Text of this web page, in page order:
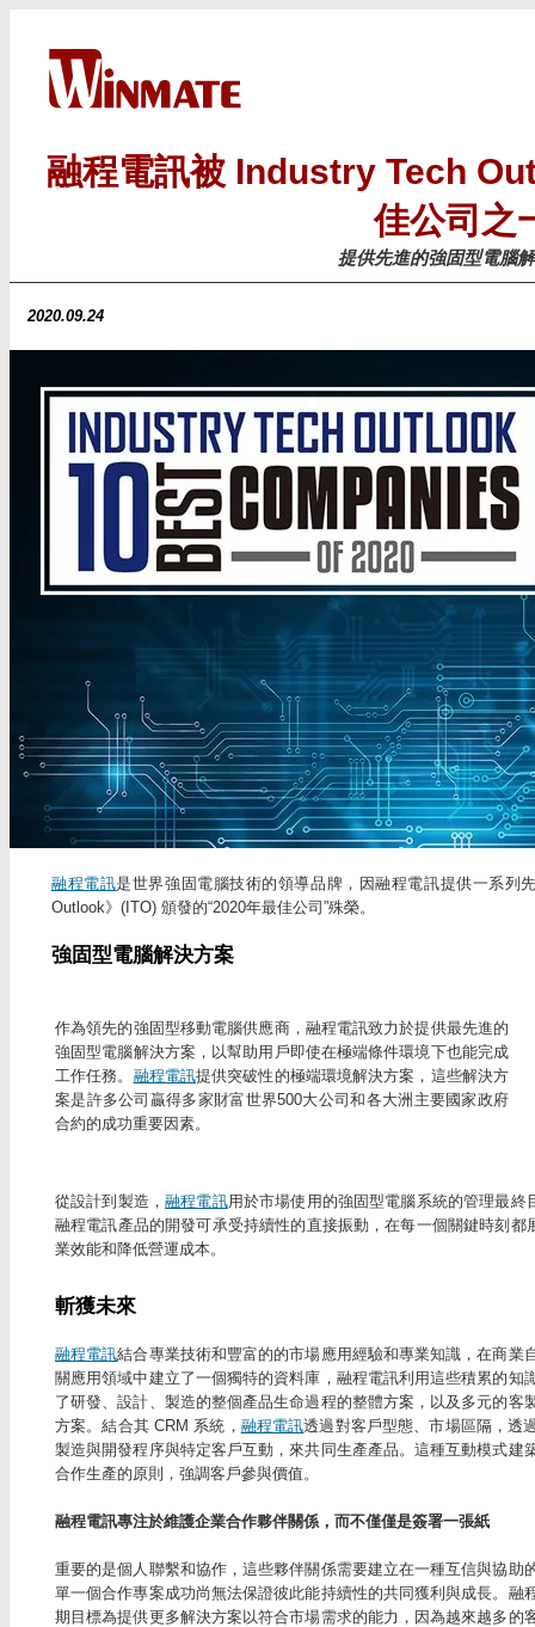
融程電訊被 Industry Tech
佳公司之
提供先進的強固型電腦
2020.09.24
融程電訊是世界強固電腦技術的領導品牌，因融程電訊提供一系列
Outlook》(ITO) 頒發的“2020年最佳公司”殊榮。
強固型電腦解決方案
作為領先的強固型移動電腦供應商，融程電訊致力於提供最先進的
強固型電腦解決方案，以幫助用戶即使在極端條件環境下也能完成
工作任務。 融程電訊提供突破性的極端環境解決方案，這些解決方
案是許多公司贏得多家財富世界500大公司和各大洲主要國家政府
合約的成功重要因素。
從設計到製造，融程電訊用於市場使用的強固型電腦系統的管理最
融程電訊產品的開發可承受持續性的直接振動，在每一個關鍵時刻
業效能和降低營運成本。
斬獲未來
融程電訊結合專業技術和豐富的的市場應用經驗和專業知識，在商業
關應用領域中建立了一個獨特的資料庫，融程電訊利用這些積累的知
了研發、設計、製造的整個產品生命過程的整體方案，以及多元的客
方案。結合其 CRM 系統， 融程電訊透過對客戶型態、市場區隔，透
製造與開發程序與特定客戶互動，來共同生產產品。這種互動模式建
合作生產的原則，強調客戶參與價值。
融程電訊專注於維護企業合作夥伴關係，而不僅僅是簽署一張紙
重要的是個人聯繫和協作，這些夥伴關係需要建立在一種互信與協助
單一個合作專案成功尚無法保證彼此能持續性的共同獲利與成長。融
期目標為提供更多解決方案以符合市場需求的能力，因為越來越多的